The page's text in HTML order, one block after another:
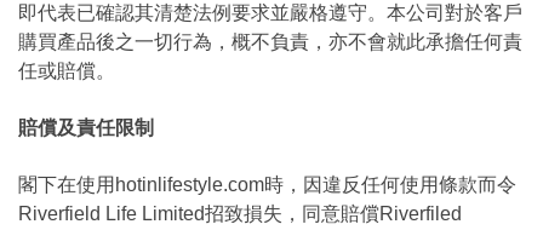
即代表已確認其清楚法例要求並嚴格遵守。本公司對於客戶
購買產品後之一切行為，概不負責，亦不會就此承擔任何責
任或賠償。
賠償及責任限制
閣下在使用hotinlifestyle.com時，因違反任何使用條款而令
Riverfield Life Limited招致損失，同意賠償Riverfiled